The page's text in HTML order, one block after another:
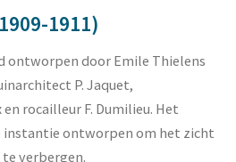
1911)
ontworpen door Emile Thielens
P. Jaquet,
rocailleur F. Dumilieu. Het
instantie ontworpen om het zicht
verbergen.